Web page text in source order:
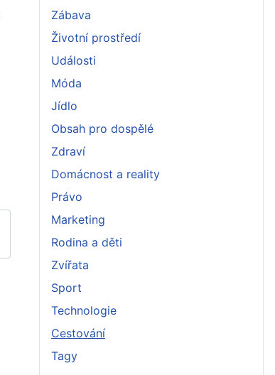
Zábava
Životní prostředí
Události
Móda
Jídlo
Obsah pro dospělé
Zdraví
Domácnost a reality
Právo
Marketing
Rodina a děti
Zvířata
Sport
Technologie
Cestování
Tagy